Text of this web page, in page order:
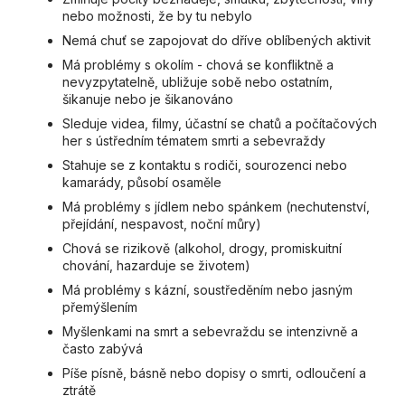
nebo možnosti, že by tu nebylo
Nemá chuť se zapojovat do dříve oblíbených aktivit
Má problémy s okolím - chová se konfliktně a
nevyzpytatelně, ubližuje sobě nebo ostatním,
šikanuje nebo je šikanováno
Sleduje videa, filmy, účastní se chatů a počítačových
her s ústředním tématem smrti a sebevraždy
Stahuje se z kontaktu s rodiči, sourozenci nebo
kamarády, působí osaměle
Má problémy s jídlem nebo spánkem (nechutenství,
přejídání, nespavost, noční můry)
Chová se rizikově (alkohol, drogy, promiskuitní
chování, hazarduje se životem)
Má problémy s kázní, soustředěním nebo jasným
přemýšlením
Myšlenkami na smrt a sebevraždu se intenzivně a
často zabývá
Píše písně, básně nebo dopisy o smrti, odloučení a
ztrátě